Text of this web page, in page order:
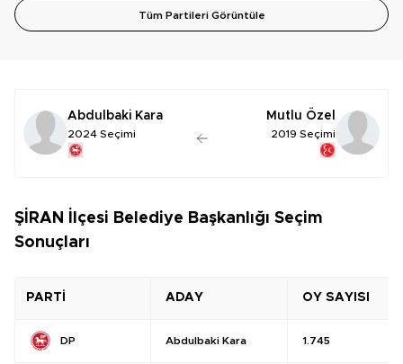
Tüm Partileri Görüntüle
Abdulbaki Kara
2024 Seçimi
Mutlu Özel
2019 Seçimi
ŞİRAN İlçesi Belediye Başkanlığı Seçim
Sonuçları
PARTİ ADAY OY SAYISI
DP Abdulbaki Kara 1.745